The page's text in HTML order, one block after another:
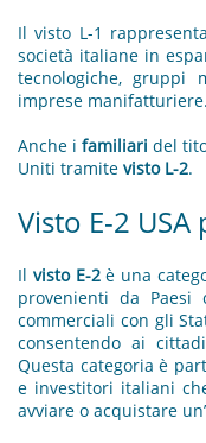
Il visto L-1
società italiane in
tecnologiche, gruppi
imprese manifatturiere.
Anche i familiari del
Uniti tramite visto L-2.
Visto E-2
Il visto E-2è una
provenienti da Paesi
commerciali con gli
consentendo ai
Questa categoria è
e investitori italiani
avviare o acquistare